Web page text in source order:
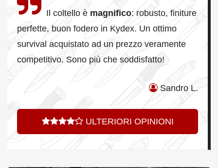
Il coltello è magnifico: robusto, finiture
perfette, buon fodero in Kydex. Un ottimo
survival acquistato ad un prezzo veramente
competitivo. Sono più che soddisfatto!
Sandro L.
ULTERIORI OPINIONI